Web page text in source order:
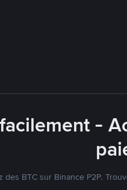
-
des BTC sur Binance P2P.